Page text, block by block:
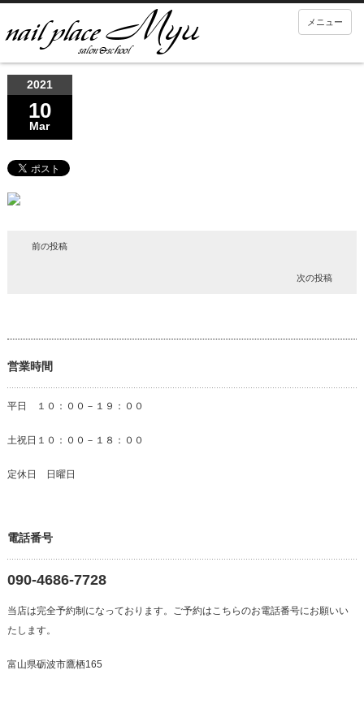
メニュー
2021
10
Mar
前の投稿
次の投稿
営業時間
平日 １０：００－１９：００
土祝日１０：００－１８：００
定休日 日曜日
電話番号
090-4686-7728
当店は完全予約制になっております。ご予約はこちらのお電話番号にお願いい
たします。
富山県砺波市鷹栖165